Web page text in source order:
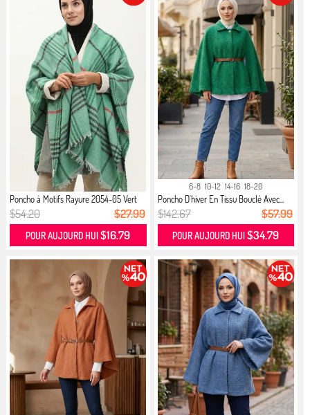
Poncho à Motifs Rayure 2054-05 Vert
$54.20 $27.99
POUR AUJOURD HUI$16.79
6-8 10-12 14-16 18-20
Poncho D`hiver En Tissu Bouclé Avec...
$142.67 $57.99
POUR AUJOURD HUI$34.79